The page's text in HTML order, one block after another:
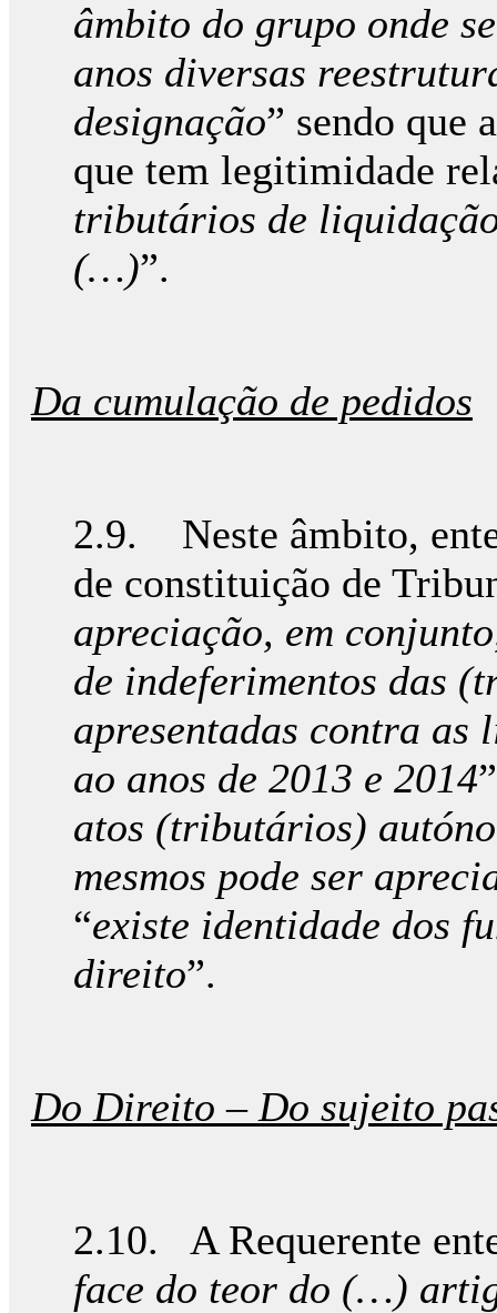
âmbito do grupo onde
anos diversas
designação” sendo que
que tem legitimidade
tributários de
(…)”.
Da cumulação de pedidos
2.9. Neste âmbito,
de constituição de
apreciação, em
de indeferimentos das
apresentadas contra as
ao anos de 2013 e 2014
atos (tributários)
mesmos pode ser
“existe identidade dos
direito”.
Do Direito – Do sujeito
2.10. A Requerente
face do teor do (…)